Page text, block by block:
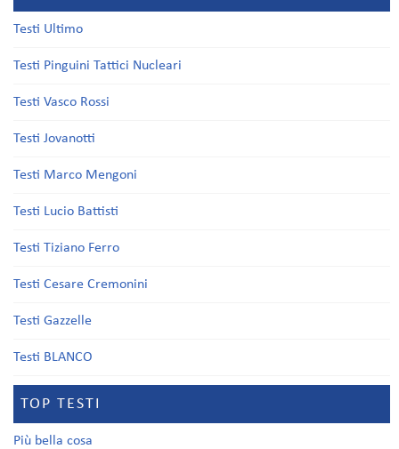
Testi Ultimo
Testi Pinguini Tattici Nucleari
Testi Vasco Rossi
Testi Jovanotti
Testi Marco Mengoni
Testi Lucio Battisti
Testi Tiziano Ferro
Testi Cesare Cremonini
Testi Gazzelle
Testi BLANCO
TOP TESTI
Più bella cosa